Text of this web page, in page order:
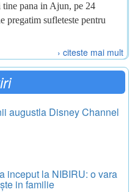
tine pana in Ajun, pe 24
pregatim sufleteste pentru
› citeste mai mult
augustla Disney Channel
inceput la NIBIRU: o vara
in familie